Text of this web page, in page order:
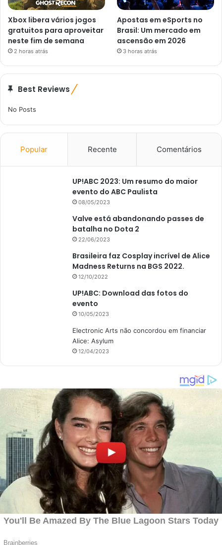
Xbox libera vários jogos
gratuitos para aproveitar
neste fim de semana
2 horas atrás
Apostas em eSports no
Brasil: Um mercado em
ascensão em 2026
3 horas atrás
Best Reviews
No Posts
Popular Recente Comentários
UP!ABC 2023: Um resumo do maior
evento do ABC Paulista
08/05/2023
Valve está abandonando passes de
batalha no Dota 2
22/06/2023
Brasileira faz Cosplay incrível de Alice
Madness Returns na BGS 2022.
12/10/2022
UP!ABC: Download das fotos do
evento
10/05/2023
Electronic Arts não concordou em financiar
Alice: Asylum
12/04/2023